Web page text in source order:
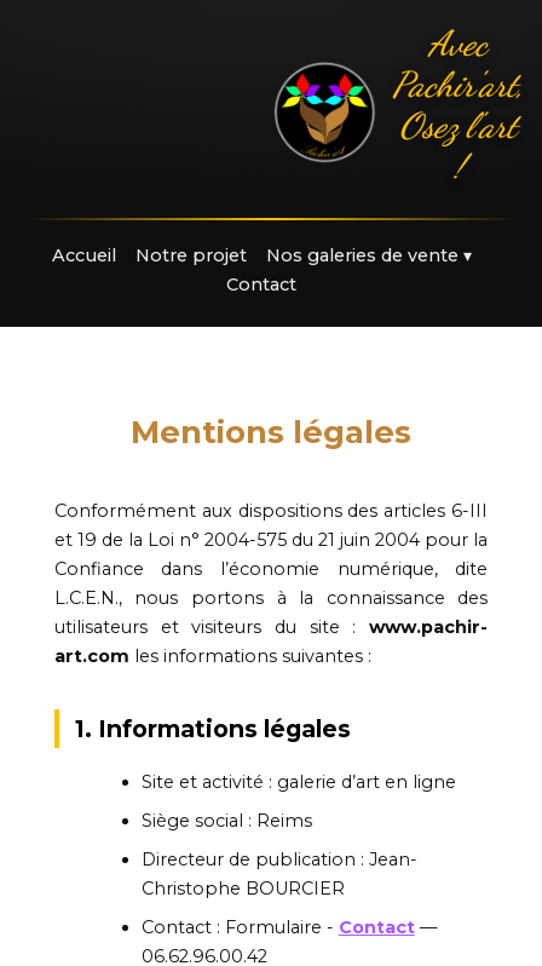
Avec
Pachir'art,
Osez l'art
!
Accueil Notre projet Nos galeries de vente ▾
Contact
Mentions légales
Conformément aux dispositions des articles 6-III
et 19 de la Loi n° 2004-575 du 21 juin 2004 pour la
Confiance dans l’économie numérique, dite
L.C.E.N., nous portons à la connaissance des
utilisateurs et visiteurs du site :www.pachir-
art.com les informations suivantes :
1. Informations légales
Site et activité : galerie d’art en ligne
Siège social : Reims
Directeur de publication : Jean-
Christophe BOURCIER
Contact : Formulaire - Contact—
06.62.96.00.42